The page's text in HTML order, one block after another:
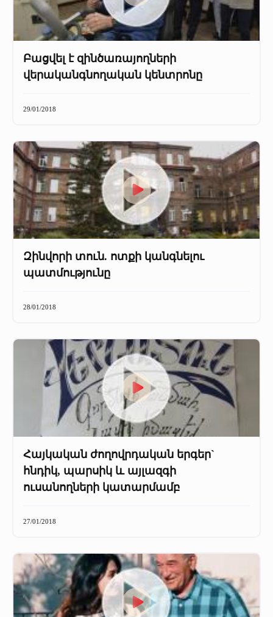
Բացվել է զինծառայողների
վերականգնողական կենտրոնը
29/01/2018
Զինվորի տուն. ոտքի կանգնելու
պատմությունը
28/01/2018
Հայկական ժողովրդական երգեր`
հնդիկ, պարսիկ և այլազգի
ուսանողների կատարմամբ
27/01/2018